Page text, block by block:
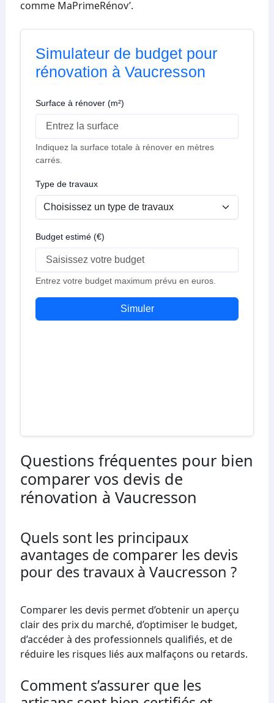
comme MaPrimeRénov’.
Simulateur de budget pour
rénovation à Vaucresson
Surface à rénover (m²)
Indiquez la surface totale à rénover en mètres
carrés.
Type de travaux
Budget estimé (€)
Entrez votre budget maximum prévu en euros.
Simuler
Questions fréquentes pour bien
comparer vos devis de
rénovation à Vaucresson
Quels sont les principaux
avantages de comparer les devis
pour des travaux à Vaucresson ?
Comparer les devis permet d’obtenir un aperçu
clair des prix du marché, d’optimiser le budget,
d’accéder à des professionnels qualifiés, et de
réduire les risques liés aux malfaçons ou retards.
Comment s’assurer que les